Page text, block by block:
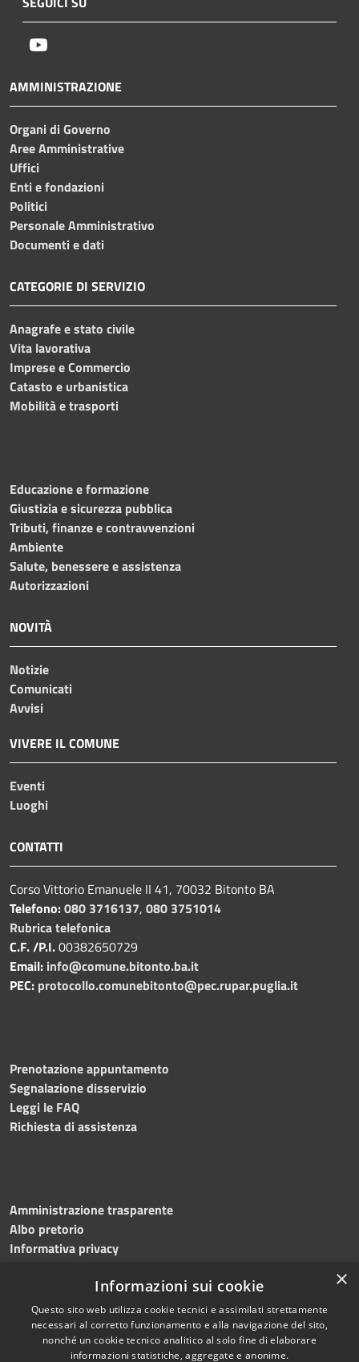
AMMINISTRAZIONE
Organi di Governo
Aree Amministrative
Uffici
Enti e fondazioni
Politici
Personale Amministrativo
Documenti e dati
CATEGORIE DI SERVIZIO
Anagrafe e stato civile
Vita lavorativa
Imprese e Commercio
Catasto e urbanistica
Mobilità e trasporti
Educazione e formazione
Giustizia e sicurezza pubblica
Tributi, finanze e contravvenzioni
Ambiente
Salute, benessere e assistenza
Autorizzazioni
NOVITÀ
Notizie
Comunicati
Avvisi
VIVERE IL COMUNE
Eventi
Luoghi
CONTATTI
Corso Vittorio Emanuele II 41, 70032 Bitonto BA
Telefono:080 3716137, 080 3751014
Rubrica telefonica
C.F. /P.I.00382650729
Email: info@comune.bitonto.ba.it
PEC: protocollo.comunebitonto@pec.rupar.puglia.it
Prenotazione appuntamento
Segnalazione disservizio
Leggi le FAQ
Richiesta di assistenza
Amministrazione trasparente
Albo pretorio
Informativa privacy
Dichiarazione di accessibilità Meccanismo di feedback ×
Informazioni sui cookie
Questo sito web utilizza cookie tecnici e assimilati strettamente
necessari al corretto funzionamento e alla navigazione del sito,
nonché un cookie tecnico analitico al solo fine di elaborare
informazioni statistiche, aggregate e anonime.